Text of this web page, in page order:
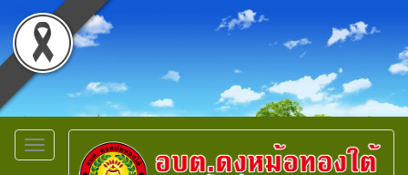
Toggle
navigation